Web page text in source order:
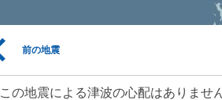
前の地震
この地震による津波の心配はありません